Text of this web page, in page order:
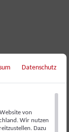
Datenschutz
von
Wir nutzen
Dazu